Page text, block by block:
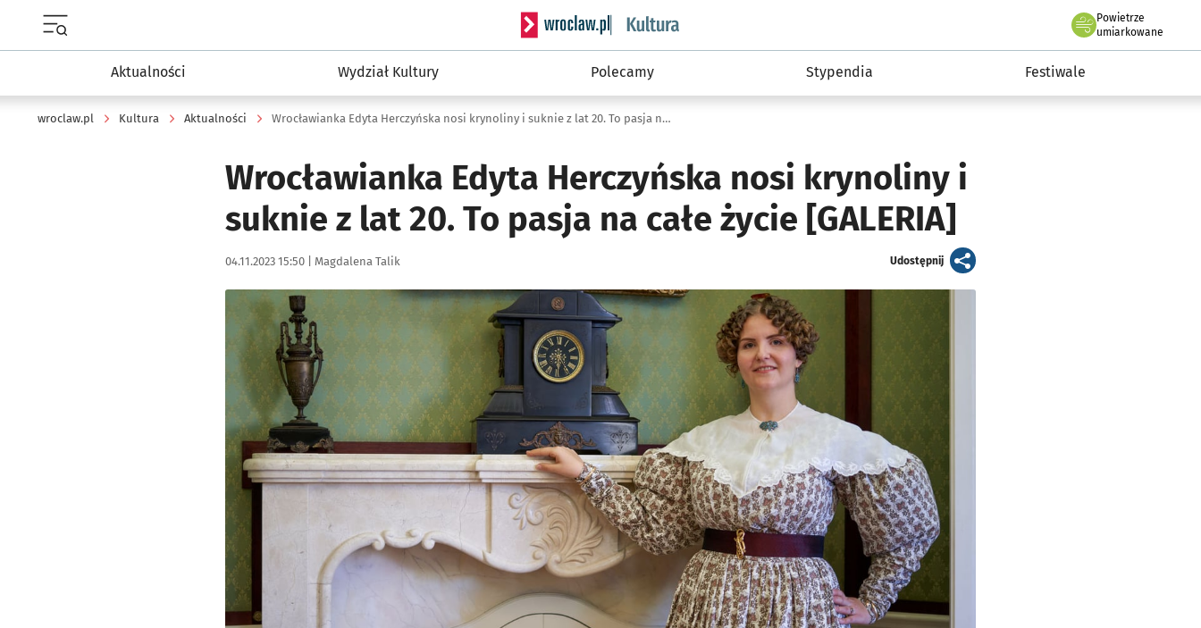
Serwis informacyjny wroclaw.pl podserwis: Kultura
Powietrze
we Wrocławiu
umiarkowane
Aktualności Wydział Kultury Polecamy Stypendia Festiwale
wroclaw.pl Kultura Aktualności Wrocławianka Edyta Herczyńska nosi krynoliny i suknie z lat 20. To pasja na całe życie [GALERIA]
Wrocławianka Edyta Herczyńska nosi krynoliny i
suknie z lat 20. To pasja na całe życie [GALERIA]
Data publikacji:
04.11.2023 15:50 | Autor:
Magdalena Talik Udostępnijartykuł
Kliknij, aby zobaczyć galerię
Kliknij, aby powiększyć